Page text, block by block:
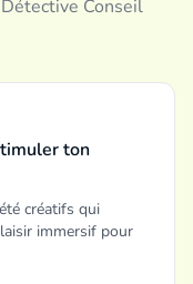
Conseil
ton
créatifs qui
immersif pour